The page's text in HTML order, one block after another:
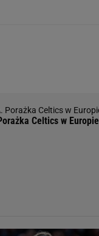
Celtics w Europie